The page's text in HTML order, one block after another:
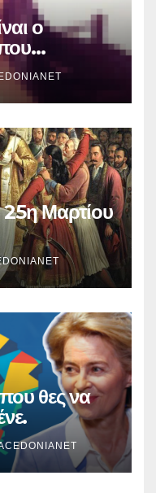
ο
της
25η Μαρτίου
θες να